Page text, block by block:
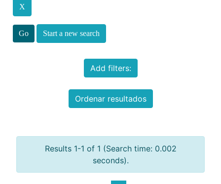
Start a new search
Add filters:
Ordenar resultados
Results 1-1 of 1 (Search time: 0.002
seconds).